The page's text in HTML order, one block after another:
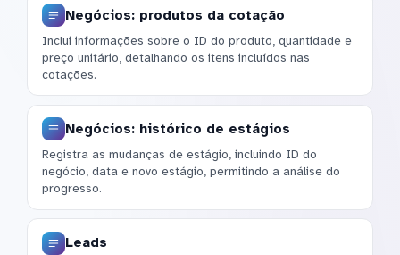
Negócios: produtos da cotação
Inclui informações sobre o ID do produto, quantidade e
preço unitário, detalhando os itens incluídos nas
cotações.
Negócios: histórico de estágios
Registra as mudanças de estágio, incluindo ID do
negócio, data e novo estágio, permitindo a análise do
progresso.
Leads